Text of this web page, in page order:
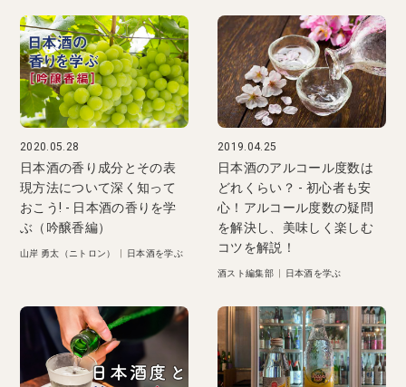
2020.05.28
日本酒の香り成分とその表
現方法について深く知って
おこう! - 日本酒の香りを学
ぶ（吟醸香編）
山岸 勇太（ニトロン） 日本酒を学ぶ
2019.04.25
日本酒のアルコール度数は
どれくらい？ - 初心者も安
心！アルコール度数の疑問
を解決し、美味しく楽しむ
コツを解説！
酒スト編集部 日本酒を学ぶ